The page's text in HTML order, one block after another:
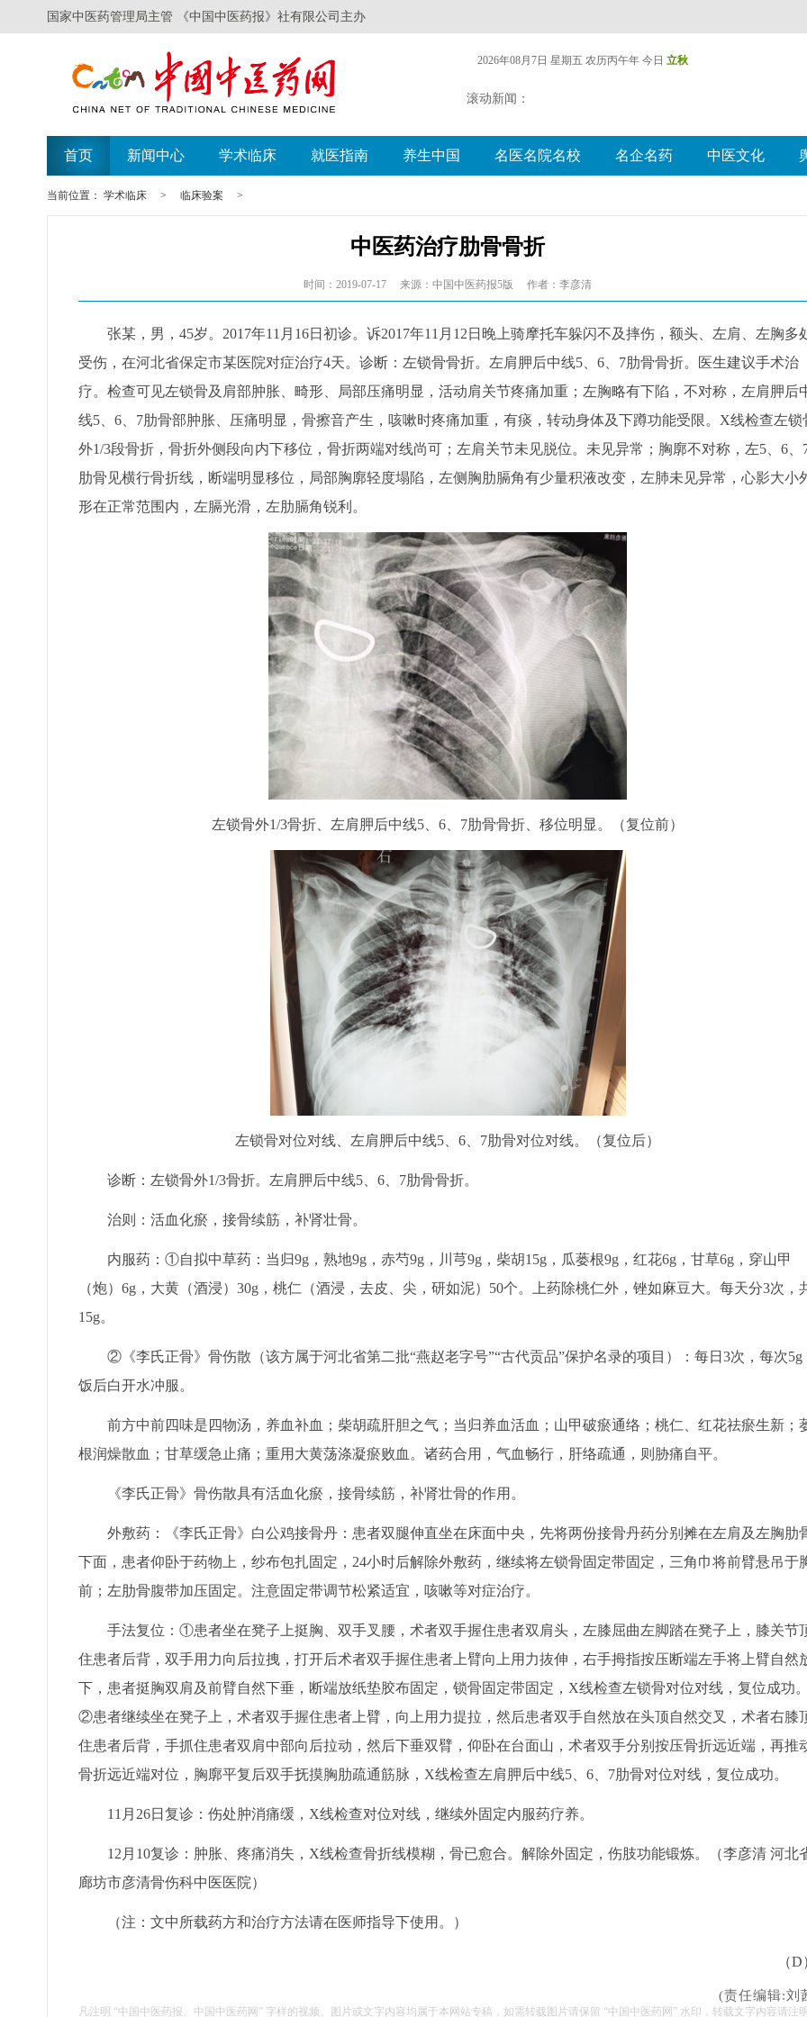
国家中医药管理局主管 《中国中医药报》社有限公司主办
2026年08月7日 星期五 农历丙午年 今日 立秋
滚动新闻：
首页 新闻中心 学术临床 就医指南 养生中国 名医名院名校 名企名药 中医文化
当前位置： 学术临床 > 临床验案 >
中医药治疗肋骨骨折
时间：2019-07-17 来源：中国中医药报5版 作者：李彦清
张某，男，45岁。2017年11月16日初诊。诉2017年11月12日晚上骑摩托车躲闪不及摔伤，额头、左肩、左胸多
受伤，在河北省保定市某医院对症治疗4天。诊断：左锁骨骨折。左肩胛后中线5、6、7肋骨骨折。医生建议手术治
疗。检查可见左锁骨及肩部肿胀、畸形、局部压痛明显，活动肩关节疼痛加重；左胸略有下陷，不对称，左肩胛后
线5、6、7肋骨部肿胀、压痛明显，骨擦音产生，咳嗽时疼痛加重，有痰，转动身体及下蹲功能受限。X线检查左锁
外1/3段骨折，骨折外侧段向内下移位，骨折两端对线尚可；左肩关节未见脱位。未见异常；胸廓不对称，左5、6、
肋骨见横行骨折线，断端明显移位，局部胸廓轻度塌陷，左侧胸肋膈角有少量积液改变，左肺未见异常，心影大小
形在正常范围内，左膈光滑，左肋膈角锐利。
左锁骨外1/3骨折、左肩胛后中线5、6、7肋骨骨折、移位明显。（复位前）
左锁骨对位对线、左肩胛后中线5、6、7肋骨对位对线。（复位后）
诊断：左锁骨外1/3骨折。左肩胛后中线5、6、7肋骨骨折。
治则：活血化瘀，接骨续筋，补肾壮骨。
内服药：①自拟中草药：当归9g，熟地9g，赤芍9g，川芎9g，柴胡15g，瓜蒌根9g，红花6g，甘草6g，穿山甲
（炮）6g，大黄（酒浸）30g，桃仁（酒浸，去皮、尖，研如泥）50个。上药除桃仁外，锉如麻豆大。每天分3次，
15g。
②《李氏正骨》骨伤散（该方属于河北省第二批“燕赵老字号”“古代贡品”保护名录的项目）：每日3次，每次5g
饭后白开水冲服。
前方中前四味是四物汤，养血补血；柴胡疏肝胆之气；当归养血活血；山甲破瘀通络；桃仁、红花祛瘀生新；
根润燥散血；甘草缓急止痛；重用大黄荡涤凝瘀败血。诸药合用，气血畅行，肝络疏通，则胁痛自平。
《李氏正骨》骨伤散具有活血化瘀，接骨续筋，补肾壮骨的作用。
外敷药：《李氏正骨》白公鸡接骨丹：患者双腿伸直坐在床面中央，先将两份接骨丹药分别摊在左肩及左胸肋
下面，患者仰卧于药物上，纱布包扎固定，24小时后解除外敷药，继续将左锁骨固定带固定，三角巾将前臂悬吊于
前；左肋骨腹带加压固定。注意固定带调节松紧适宜，咳嗽等对症治疗。
手法复位：①患者坐在凳子上挺胸、双手叉腰，术者双手握住患者双肩头，左膝屈曲左脚踏在凳子上，膝关节
住患者后背，双手用力向后拉拽，打开后术者双手握住患者上臂向上用力抜伸，右手拇指按压断端左手将上臂自然
下，患者挺胸双肩及前臂自然下垂，断端放纸垫胶布固定，锁骨固定带固定，X线检查左锁骨对位对线，复位成功。
②患者继续坐在凳子上，术者双手握住患者上臂，向上用力提拉，然后患者双手自然放在头顶自然交叉，术者右膝
住患者后背，手抓住患者双肩中部向后拉动，然后下垂双臂，仰卧在台面山，术者双手分别按压骨折远近端，再推
骨折远近端对位，胸廓平复后双手抚摸胸肋疏通筋脉，X线检查左肩胛后中线5、6、7肋骨对位对线，复位成功。
11月26日复诊：伤处肿消痛缓，X线检查对位对线，继续外固定内服药疗养。
12月10复诊：肿胀、疼痛消失，X线检查骨折线模糊，骨已愈合。解除外固定，伤肢功能锻炼。（李彦清 河北
廊坊市彦清骨伤科中医医院）
（注：文中所载药方和治疗方法请在医师指导下使用。）
（D
(责任编辑:刘
凡注明 “中国中医药报、中国中医药网” 字样的视频、图片或文字内容均属于本网站专稿，如需转载图片请保留 “中国中医药网” 水印，转载文字内容请注明